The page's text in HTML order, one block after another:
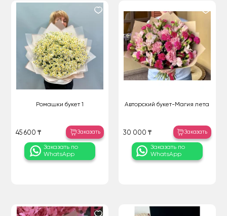
Ромашки букет 1
45 600 ₸ Заказать
Заказать по
WhatsApp
Авторский букет-Магия лета
30 000 ₸ Заказать
Заказать по
WhatsApp